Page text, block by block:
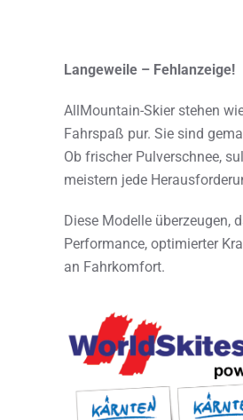
Langeweile – Fehlanzeige!
AllMountain-Skier stehen
Fahrspaß pur. Sie sind
Ob frischer Pulverschnee,
meistern jede
Diese Modelle überzeugen,
Performance, optimierter
an Fahrkomfort.